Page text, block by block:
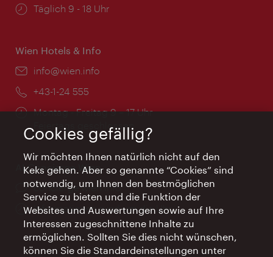
Öffnungszeiten:
Täglich 9 - 18 Uhr
Wien Hotels & Info
Email:
info@wien.info
Telefon:
+43-1-24 555
Öffnungszeiten:
Montag - Freitag 9 – 17 Uhr
Feiertags geschlossen
AI Concierge Wien
Ort:
concierge.wien.info
Öffnungszeiten:
Informationen rund um die Uhr
Cookies gefällig?
Wir möchten Ihnen natürlich nicht auf den
Keks gehen. Aber so genannte “Cookies” sind
notwendig, um Ihnen den bestmöglichen
Service zu bieten und die Funktion der
Websites und Auswertungen sowie auf Ihre
Interessen zugeschnittene Inhalte zu
ermöglichen. Sollten Sie dies nicht wünschen,
können Sie die Standardeinstellungen unter